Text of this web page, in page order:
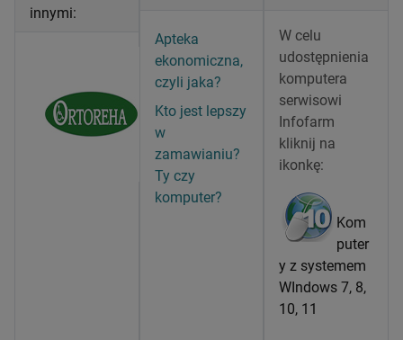
innymi:
Apteka
ekonomiczna,
czyli jaka?
Kto jest lepszy
w
zamawianiu?
Ty czy
komputer?
W celu
udostępnienia
komputera
serwisowi
Infofarm
kliknij na
ikonkę:
Kom
puter
y z systemem
WIndows 7, 8,
10, 11